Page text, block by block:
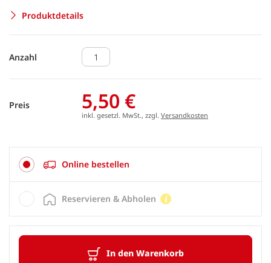
Produktdetails
Anzahl
Preis 5,50 €
inkl. gesetzl. MwSt., zzgl. Versandkosten
Online bestellen
In den Warenkorb
Reservieren & Abholen